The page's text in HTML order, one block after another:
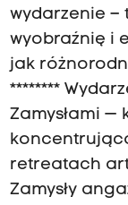
wydarzenie –
wyobraźnię i
jak
********
Zamysłami —
retreatach
Zamysły